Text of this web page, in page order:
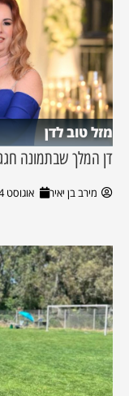
מזל טוב לדן
דן המלך שבתמונה
מירב בן יאיר אוגוסט 4, 2026